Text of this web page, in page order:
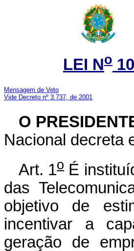
LEI No
Mensagem de Veto
Vide Decreto nº 3.737, de 2001
O
Nacional decreta
Art. 1oÉ
das
objetivo de
incentivar a
geração de